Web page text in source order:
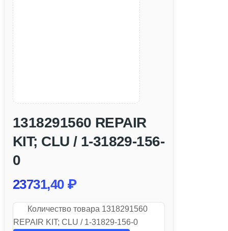
1318291560 REPAIR
KIT; CLU / 1-31829-156-
0
23731,40 ₽
Количество товара 1318291560
REPAIR KIT; CLU / 1-31829-156-0